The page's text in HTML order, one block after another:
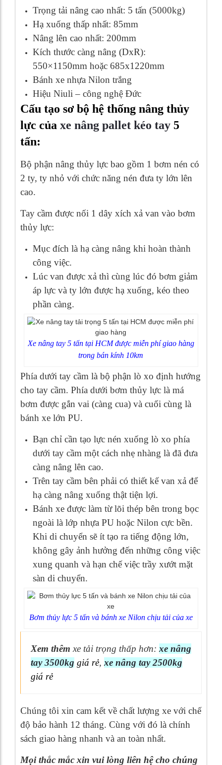
Trọng tải nâng cao nhất: 5 tấn (5000kg)
Hạ xuống thấp nhất: 85mm
Nâng lên cao nhất: 200mm
Kích thước càng nâng (DxR):
550×1150mm hoặc 685x1220mm
Bánh xe nhựa Nilon trắng
Hiệu Niuli – công nghệ Đức
Cấu tạo sơ bộ hệ thống nâng thủy
lực của xe nâng pallet kéo tay 5
tấn:
Bộ phận nâng thủy lực bao gồm 1 bơm nén có
2 ty, ty nhỏ với chức năng nén đưa ty lớn lên
cao.
Tay cầm được nối 1 dây xích xả van vào bơm
thủy lực:
Mục đích là hạ càng nâng khi hoàn thành
công việc.
Lúc van được xả thì cùng lúc đó bơm giảm
áp lực và ty lớn được hạ xuống, kéo theo
phần càng.
Xe nâng tay 5 tấn tại HCM được miễn phí giao hàng
trong bán kính 10km
Phía dưới tay cầm là bộ phận lò xo định hướng
cho tay cầm. Phía dưới bơm thủy lực là má
bơm được gắn vai (càng cua) và cuối cùng là
bánh xe lớn PU.
Bạn chỉ cần tạo lực nén xuống lò xo phía
dưới tay cầm một cách nhẹ nhàng là đã đưa
càng nâng lên cao.
Trên tay cầm bên phải có thiết kế van xả để
hạ càng nâng xuống thật tiện lợi.
Bánh xe được làm từ lõi thép bên trong bọc
ngoài là lớp nhựa PU hoặc Nilon cực bền.
Khi di chuyển sẽ ít tạo ra tiếng động lớn,
không gây ảnh hưởng đến những công việc
xung quanh và hạn chế việc trầy xướt mặt
sàn di chuyển.
Bơm thủy lực 5 tấn và bánh xe Nilon chịu tải của xe
Xem thêm xe tải trọng thấp hơn: xe nâng
tay 3500kg giá rẻ, xe nâng tay 2500kg
giá rẻ
Chúng tôi xin cam kết về chất lượng xe với chế
độ bảo hành 12 tháng. Cùng với đó là chính
sách giao hàng nhanh và an toàn nhất.
Mọi thắc mắc xin vui lòng liên hệ cho chúng